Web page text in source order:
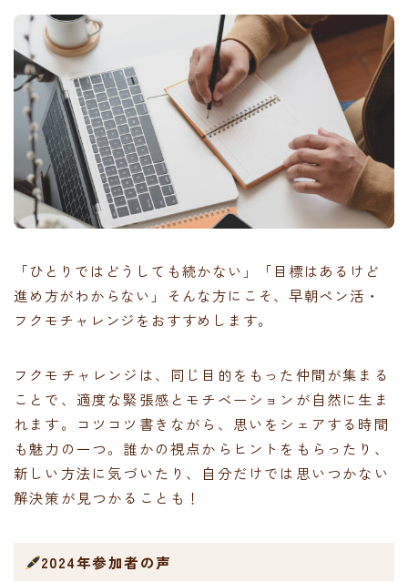
「ひとりではどうしても続かない」「目標はあるけど
進め方がわからない」そんな方にこそ、早朝ペン活・
フクモチャレンジをおすすめします。
フクモチャレンジは、同じ目的をもった仲間が集まる
ことで、適度な緊張感とモチベーションが自然に生ま
れます。コツコツ書きながら、思いをシェアする時間
も魅力の一つ。誰かの視点からヒントをもらったり、
新しい方法に気づいたり、自分だけでは思いつかない
解決策が見つかることも！
2024年参加者の声